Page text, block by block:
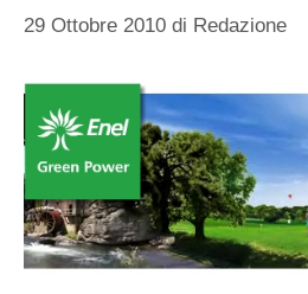
29 Ottobre 2010 di Redazione